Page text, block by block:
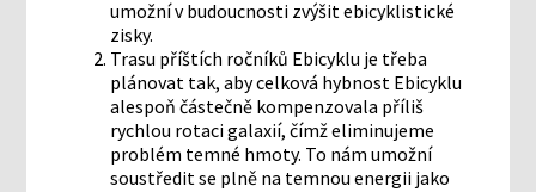
umožní v budoucnosti zvýšit ebicyklistické
zisky.
Trasu příštích ročníků Ebicyklu je třeba
plánovat tak, aby celková hybnost Ebicyklu
alespoň částečně kompenzovala příliš
rychlou rotaci galaxií, čímž eliminujeme
problém temné hmoty. To nám umožní
soustředit se plně na temnou energii jako